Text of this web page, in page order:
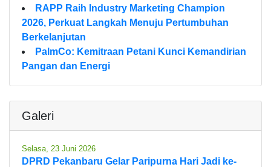
RAPP Raih Industry Marketing Champion
2026, Perkuat Langkah Menuju Pertumbuhan
Berkelanjutan
PalmCo: Kemitraan Petani Kunci Kemandirian
Pangan dan Energi
Galeri
Selasa, 23 Juni 2026
DPRD Pekanbaru Gelar Paripurna Hari Jadi ke-